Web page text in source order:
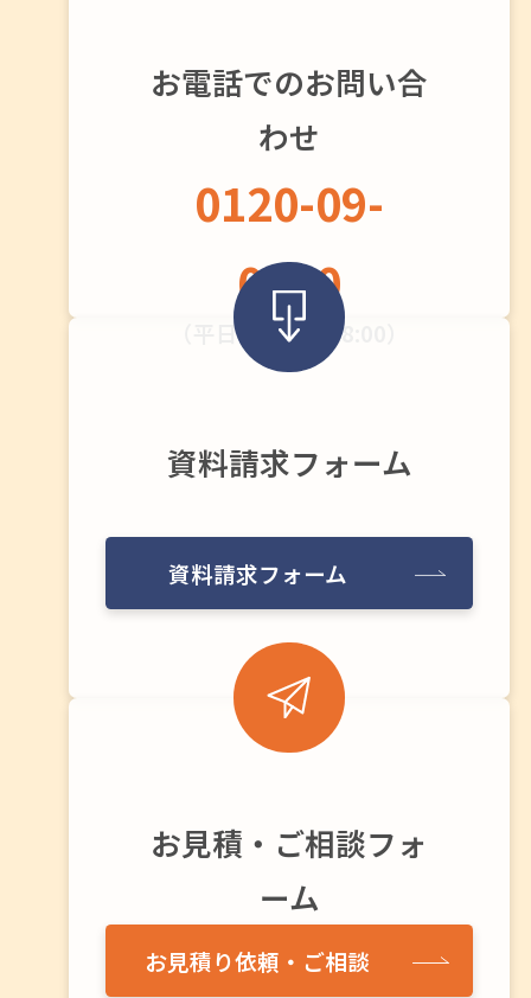
お電話でのお問い合
わせ
0120-09-
0720
（平日：9:00〜18:00）
資料請求フォーム
資料請求フォーム
お見積・ご相談フォ
ーム
お見積り依頼・ご相談